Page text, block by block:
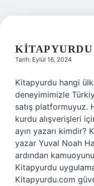
Tarih: Eylül 16, 2024
Kitapyurdu hangi
deneyimimizle
satış platformuyuz.
kurdu alışverişleri
ayın yazarı kimdir?
yazar Yuval Noah
ardından
Kitapyurdu
Kitapyurdu.com